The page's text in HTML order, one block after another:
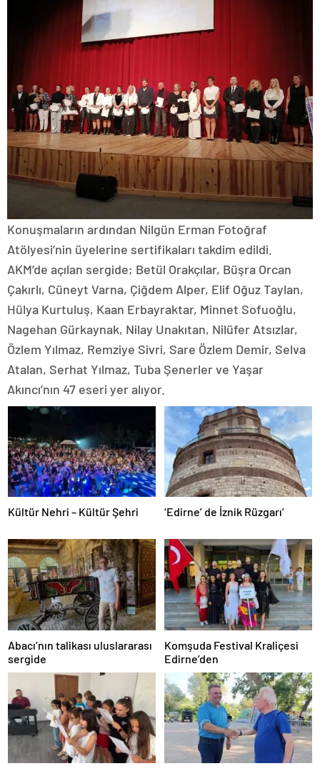
Konuşmaların ardından Nilgün Erman Fotoğraf
Atölyesi’nin üyelerine sertifikaları takdim edildi.
AKM’de açılan sergide; Betül Orakçılar, Büşra Orcan
Çakırlı, Cüneyt Varna, Çiğdem Alper, Elif Oğuz Taylan,
Hülya Kurtuluş, Kaan Erbayraktar, Minnet Sofuoğlu,
Nagehan Gürkaynak, Nilay Unakıtan, Nilüfer Atsızlar,
Özlem Yılmaz, Remziye Sivri, Sare Özlem Demir, Selva
Atalan, Serhat Yılmaz, Tuba Şenerler ve Yaşar
Akıncı’nın 47 eseri yer alıyor.
Kültür Nehri – Kültür Şehri ‘Edirne’ de İznik Rüzgarı’
Abacı’nın talikası uluslararası
sergide
Komşuda Festival Kraliçesi
Edirne’den